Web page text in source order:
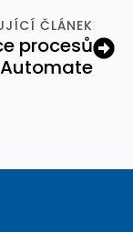
ČLÁNEK
procesů